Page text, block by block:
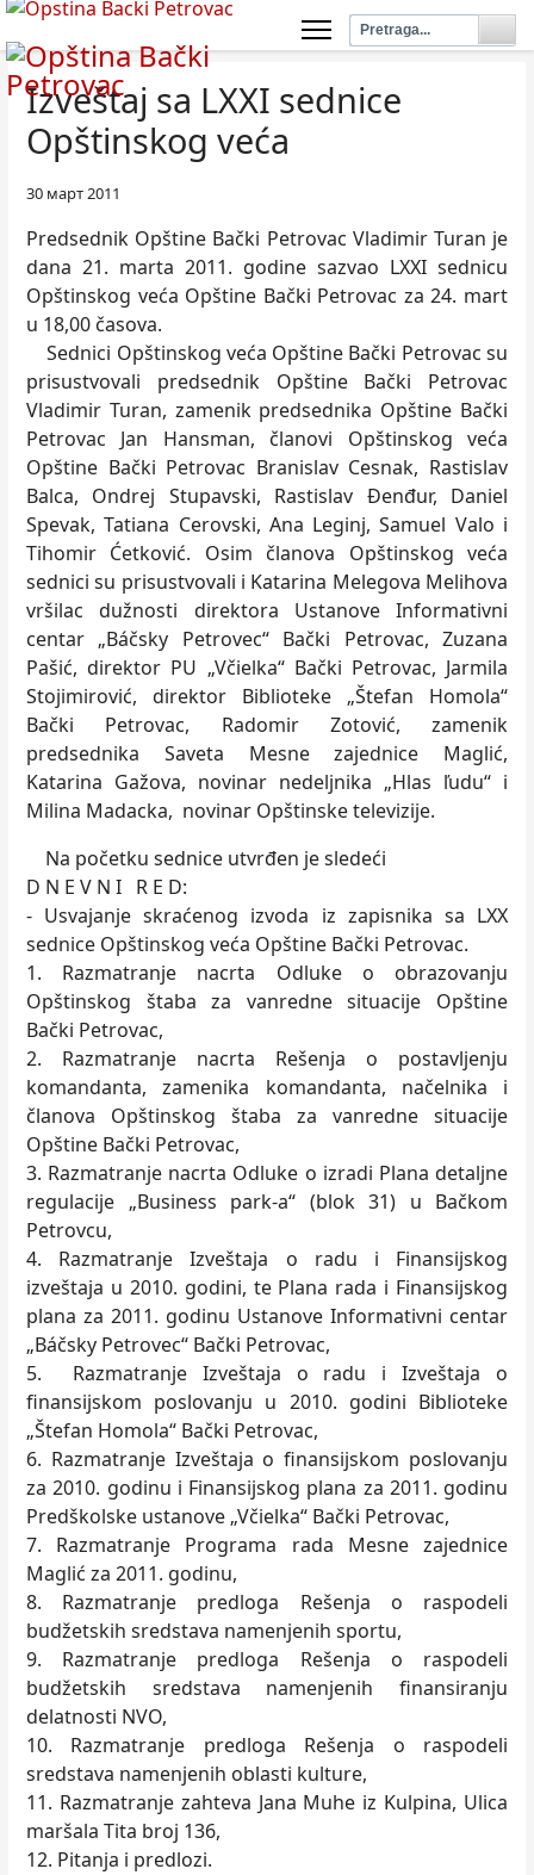
Izveštaj sa LXXI sednice
Opštinskog veća
30 март 2011
Predsednik Opštine Bački Petrovac Vladimir Turan je
dana 21. marta 2011. godine sazvao LXXI sednicu
Opštinskog veća Opštine Bački Petrovac za 24. mart
u 18,00 časova.
Sednici Opštinskog veća Opštine Bački Petrovac su
prisustvovali predsednik Opštine Bački Petrovac
Vladimir Turan, zamenik predsednika Opštine Bački
Petrovac Jan Hansman, članovi Opštinskog veća
Opštine Bački Petrovac Branislav Cesnak, Rastislav
Balca, Ondrej Stupavski, Rastislav Đenđur, Daniel
Spevak, Tatiana Cerovski, Ana Leginj, Samuel Valo i
Tihomir Ćetković. Osim članova Opštinskog veća
sednici su prisustvovali i Katarina Melegova Melihova
vršilac dužnosti direktora Ustanove Informativni
centar „Báčsky Petrovec“ Bački Petrovac, Zuzana
Pašić, direktor PU „Včielka“ Bački Petrovac, Jarmila
Stojimirović, direktor Biblioteke „Štefan Homola“
Bački Petrovac, Radomir Zotović, zamenik
predsednika Saveta Mesne zajednice Maglić,
Katarina Gažova, novinar nedeljnika „Hlas ľudu“ i
Milina Madacka, novinar Opštinske televizije.
Na početku sednice utvrđen je sledeći
D N E V N I R E D:
- Usvajanje skraćenog izvoda iz zapisnika sa LXX
sednice Opštinskog veća Opštine Bački Petrovac.
1. Razmatranje nacrta Odluke o obrazovanju
Opštinskog štaba za vanredne situacije Opštine
Bački Petrovac,
2. Razmatranje nacrta Rešenja o postavljenju
komandanta, zamenika komandanta, načelnika i
članova Opštinskog štaba za vanredne situacije
Opštine Bački Petrovac,
3. Razmatranje nacrta Odluke o izradi Plana detaljne
regulacije „Business park-a“ (blok 31) u Bačkom
Petrovcu,
4. Razmatranje Izveštaja o radu i Finansijskog
izveštaja u 2010. godini, te Plana rada i Finansijskog
plana za 2011. godinu Ustanove Informativni centar
„Báčsky Petrovec“ Bački Petrovac,
5. Razmatranje Izveštaja o radu i Izveštaja o
finansijskom poslovanju u 2010. godini Biblioteke
„Štefan Homola“ Bački Petrovac,
6. Razmatranje Izveštaja o finansijskom poslovanju
za 2010. godinu i Finansijskog plana za 2011. godinu
Predškolske ustanove „Včielka“ Bački Petrovac,
7. Razmatranje Programa rada Mesne zajednice
Maglić za 2011. godinu,
8. Razmatranje predloga Rešenja o raspodeli
budžetskih sredstava namenjenih sportu,
9. Razmatranje predloga Rešenja o raspodeli
budžetskih sredstava namenjenih finansiranju
delatnosti NVO,
10. Razmatranje predloga Rešenja o raspodeli
sredstava namenjenih oblasti kulture,
11. Razmatranje zahteva Jana Muhe iz Kulpina, Ulica
maršala Tita broj 136,
12. Pitanja i predlozi.